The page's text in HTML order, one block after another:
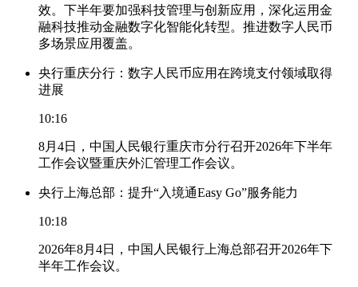
效。下半年要加强科技管理与创新应用，深化运用金
融科技推动金融数字化智能化转型。推进数字人民币
多场景应用覆盖。
央行重庆分行：数字人民币应用在跨境支付领域取得
进展
10:16
8月4日，中国人民银行重庆市分行召开2026年下半年
工作会议暨重庆外汇管理工作会议。
央行上海总部：提升“入境通Easy Go”服务能力
10:18
2026年8月4日，中国人民银行上海总部召开2026年下
半年工作会议。